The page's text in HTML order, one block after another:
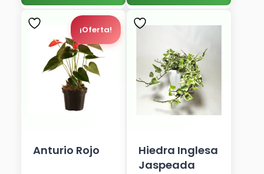
¡Oferta!
Anturio Rojo
El
Precio
Original
Era:
S/ 75.00.
El
Precio
Actual
Es:
S/ 65.00.
Hiedra Inglesa
Jaspeada